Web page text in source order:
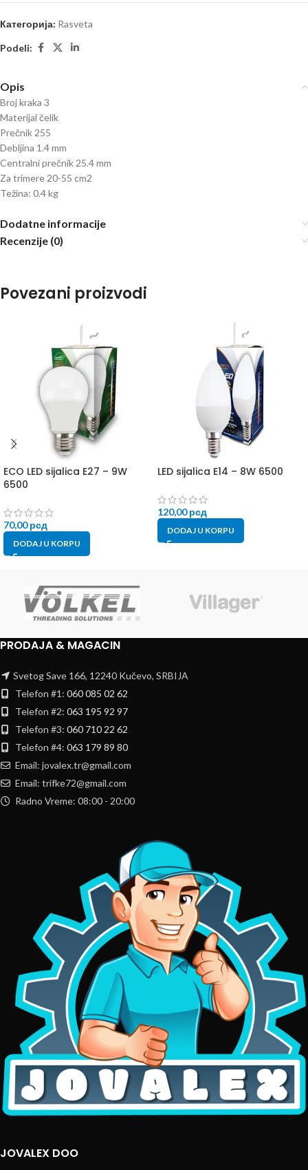
Категорија: Rasveta
Podeli:
Opis
Broj kraka 3
Materijal čelik
Prečnik 255
Debljina 1.4 mm
Centralni prečnik 25.4 mm
Za trimere 20-55 cm2
Težina: 0.4 kg
Dodatne informacije
Recenzije (0)
Povezani proizvodi
ECO LED sijalica E27 – 9W
6500
70,00рсд
DODAJ U KORPU
LED sijalica E14 – 8W 6500
120,00рсд
DODAJ U KORPU
PRODAJA & MAGACIN
Svetog Save 166, 12240 Kučevo, SRBIJA
Telefon #1: 060 085 02 62
Telefon #2: 063 195 92 97
Telefon #3: 060 710 22 62
Telefon #4: 063 179 89 80
Email: jovalex.tr@gmail.com
Email: trifke72@gmail.com
Radno Vreme: 08:00 - 20:00
JOVALEX DOO